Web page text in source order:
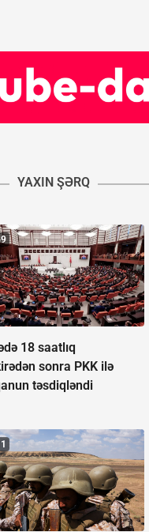
YAXIN ŞƏRQ
18 saatlıq
sonra PKK ilə
təsdiqləndi